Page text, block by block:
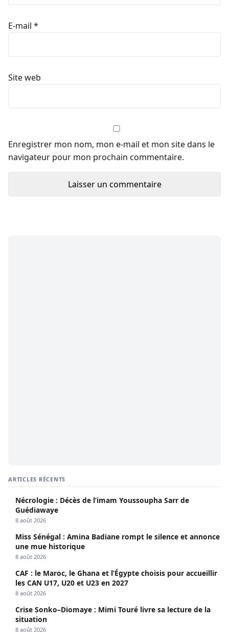
E-mail *
Site web
Enregistrer mon nom, mon e-mail et mon site dans le
navigateur pour mon prochain commentaire.
ARTICLES RÉCENTS
Nécrologie : Décès de l’imam Youssoupha Sarr de
Guédiawaye
8 août 2026
Miss Sénégal : Amina Badiane rompt le silence et annonce
une mue historique
8 août 2026
CAF : le Maroc, le Ghana et l’Égypte choisis pour accueillir
les CAN U17, U20 et U23 en 2027
8 août 2026
Crise Sonko–Diomaye : Mimi Touré livre sa lecture de la
situation
8 août 2026